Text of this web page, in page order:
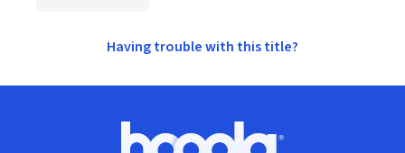
Having trouble with this title?